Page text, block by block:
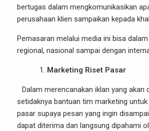
bertugas dalam mengkomunikasikan
perusahaan klien sampaikan kepada
Pemasaran melalui media ini bisa
regional, nasional sampai dengan
Marketing Riset Pasar
Dalam merencanakan iklan yang akan
setidaknya bantuan tim marketing
pasar supaya pesan yang ingin
dapat diterima dan langsung dipahami